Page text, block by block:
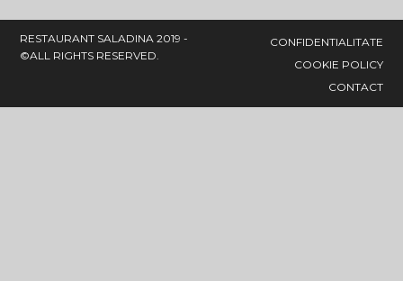
RESTAURANT SALADINA 2019 -
©ALL RIGHTS RESERVED.
CONFIDENTIALITATE
COOKIE POLICY
CONTACT